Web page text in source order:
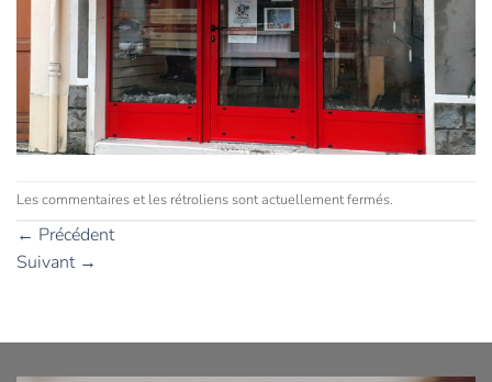
Les commentaires et les rétroliens sont actuellement fermés.
← Précédent
Suivant →